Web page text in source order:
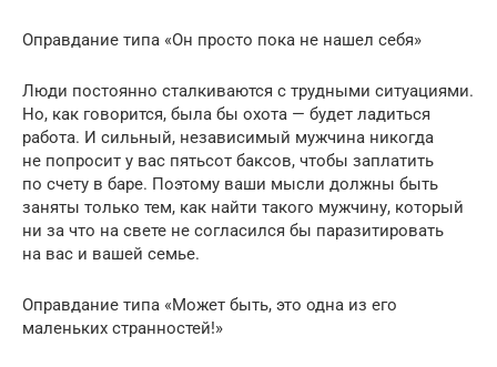
Оправдание типа «Он просто пока не нашел себя»
Люди постоянно сталкиваются с трудными ситуациями.
Но, как говорится, была бы охота — будет ладиться
работа. И сильный, независимый мужчина никогда
не попросит у вас пятьсот баксов, чтобы заплатить
по счету в баре. Поэтому ваши мысли должны быть
заняты только тем, как найти такого мужчину, который
ни за что на свете не согласился бы паразитировать
на вас и вашей семье.
Оправдание типа «Может быть, это одна из его
маленьких странностей!»